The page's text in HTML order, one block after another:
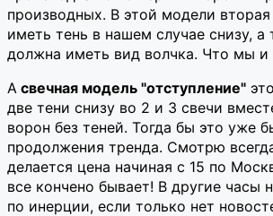
производных. В этой модели
иметь тень в нашем случае снизу, а
должна иметь вид волчка. Что мы и
А свечная модель "отступление"
две тени снизу во 2 и 3 свечи
ворон без теней. Тогда бы это уже
продолжения тренда. Смотрю
делается цена начиная с 15 по
все кончено бывает! В другие часы
по инерции, если только нет